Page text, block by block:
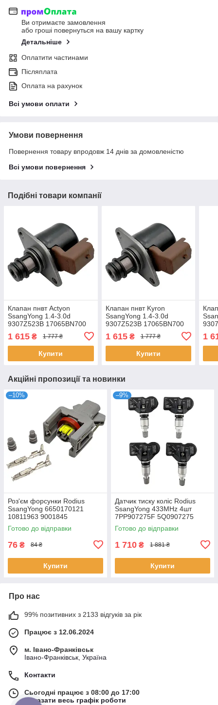
Ви отримаєте замовлення
або гроші повернуться на вашу картку
Детальніше
Оплатити частинами
Післяплата
Оплата на рахунок
Всі умови оплати
Умови повернення
Повернення товару впродовж 14 днів за домовленістю
Всі умови повернення
Подібні товари компанії
Клапан пнвт Actyon
SsangYong 1.4-3.0d
9307Z523B 17065BN700
4S4Q9G586AA 1329098
1 615 ₴ 1 777 ₴
Купити
Клапан пнвт Kyron
SsangYong 1.4-3.0d
9307Z523B 17065BN700
4S4Q9G586AA 1329098
1 615₴ 1 777 ₴
Купити
1
Акційні пропозиції та новинки
–10%
Роз'єм форсунки Rodius
SsangYong 6650170121
10811963 9001845
Готово до відправки
76 ₴ 84 ₴
Купити
–9%
Датчик тиску коліс Rodius
SsangYong 433MHz 4шт
7PP907275F 5Q0907275
5Q0907275B 4D0907275
36106877937
Готово до відправки
1 710 ₴ 1 881 ₴
Купити
Про нас
99% позитивних з 2133 відгуків за рік
Працює з 12.06.2024
м. Івано-Франківськ
Івано-Франківськ, Україна
Контакти
Сьогодні працює з 08:00 до 17:00
Показати весь графік роботи